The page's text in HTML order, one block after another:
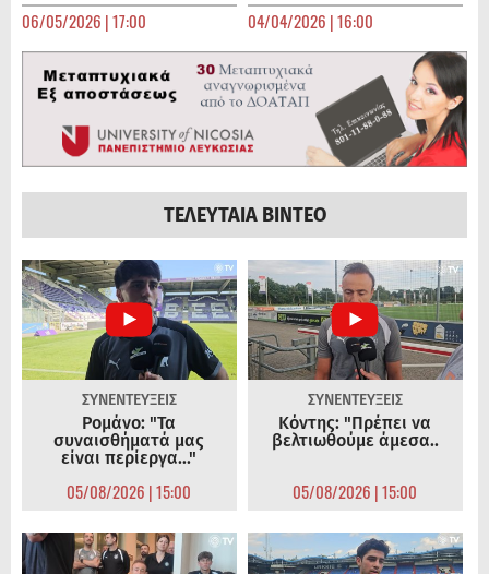
06/05/2026 | 17:00 04/04/2026 | 16:00
ΤΕΛΕΥΤΑΙΑ ΒΙΝΤΕΟ
ΣΥΝΕΝΤΕΥΞΕΙΣ
Ρομάνο: "Τα
συναισθήματά μας
είναι περίεργα..."
05/08/2026 | 15:00
ΣΥΝΕΝΤΕΥΞΕΙΣ
Κόντης: "Πρέπει να
βελτιωθούμε άμεσα..
05/08/2026 | 15:00